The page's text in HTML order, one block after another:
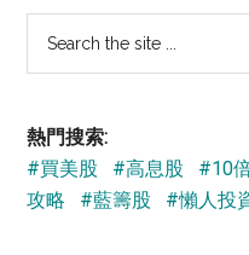
熱門搜索:
#買美股
#高息股 #10
攻略
#藍籌股 #懶人投